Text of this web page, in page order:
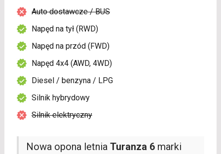
Nowa opona letnia Turanza 6marki
Auto dostawcze / BUS
Napęd na tył (RWD)
Napęd na przód (FWD)
Napęd 4x4 (AWD, 4WD)
Diesel / benzyna / LPG
Silnik hybrydowy
Silnik elektryczny